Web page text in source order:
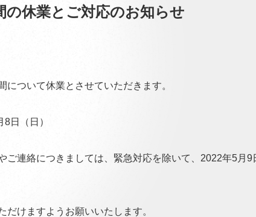
の休業とご対応のお知らせ
ついて休業とさせていただきます。
日（日）
ご連絡につきましては、緊急対応を除いて、2022年5月
だけますようお願いいたします。